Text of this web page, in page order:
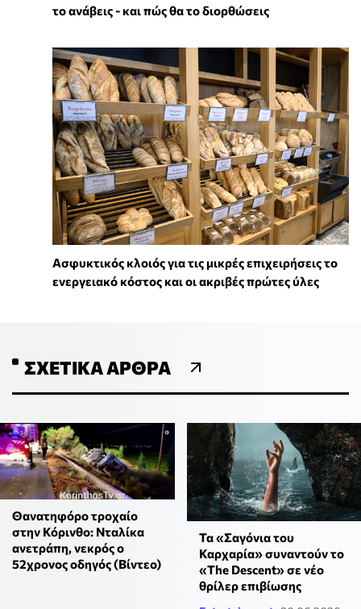
το ανάβεις - και πώς θα το διορθώσεις
Ασφυκτικός κλοιός για τις μικρές επιχειρήσεις το
ενεργειακό κόστος και οι ακριβές πρώτες ύλες
ΣΧΕΤΙΚΆ ΆΡΘΡΑ
Θανατηφόρο τροχαίο
στην Κόρινθο: Νταλίκα
ανετράπη, νεκρός ο
52χρονος οδηγός (Βίντεο)
Τα «Σαγόνια του
Καρχαρία» συναντούν το
«The Descent» σε νέο
θρίλερ επιβίωσης